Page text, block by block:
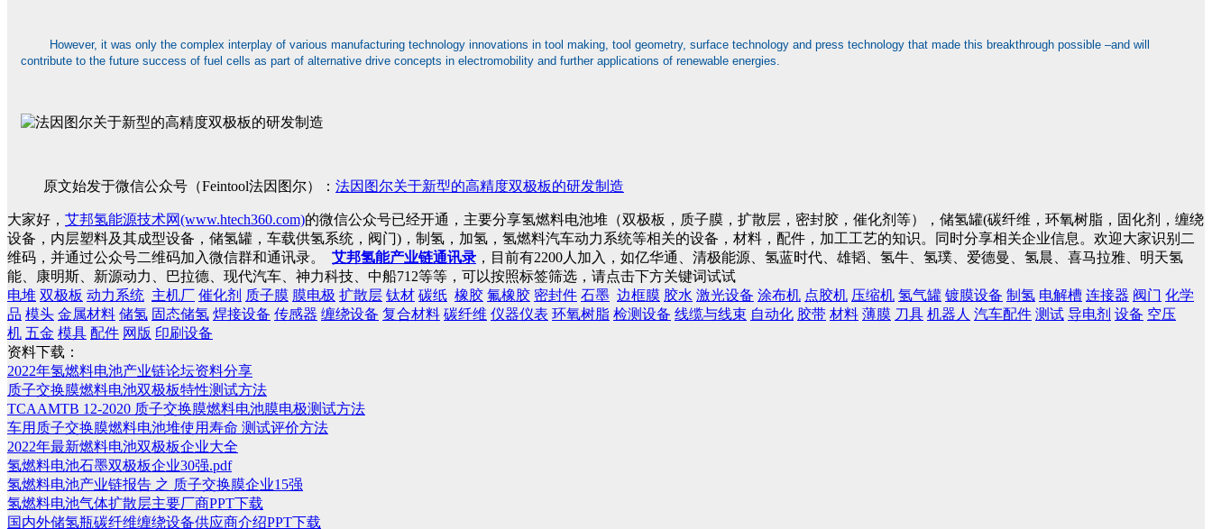
However, it was only the complex interplay of various manufacturing technology innovations in tool making, tool geometry, surface technology and press technology that made this breakthrough possible –and will
contribute to the future success of fuel cells as part of alternative drive concepts in electromobility and further applications of renewable energies.
原文始发于微信公众号（Feintool法因图尔）： 法因图尔关于新型的高精度双极板的研发制造
大家好， 艾邦氢能源技术网(www.htech360.com)的微信公众号已经开通，主要分享氢燃料电池堆（双极板，质子膜，扩散层，密封胶，催化剂等），储氢罐(碳纤维，环氧树脂，固化剂，缠绕
设备，内层塑料及其成型设备，储氢罐，车载供氢系统，阀门)，制氢，加氢，氢燃料汽车动力系统等相关的设备，材料，配件，加工工艺的知识。同时分享相关企业信息。欢迎大家识别二
维码，并通过公众号二维码加入微信群和通讯录。
艾邦氢能产业链通讯录 ，目前有2200人加入，如亿华通、清极能源、氢蓝时代、雄韬、氢牛、氢璞、爱德曼、氢晨、喜马拉雅、明天氢
能、康明斯、新源动力、巴拉德、现代汽车、神力科技、中船712等等，可以按照标签筛选，请点击下方关键词试试
电堆 双极板 动力系统 主机厂 催化剂 质子膜 膜电极 扩散层 钛材 碳纸 橡胶 氟橡胶 密封件 石墨 边框膜 胶水 激光设备 涂布机 点胶机 压缩机 氢气罐 镀膜设备 制氢 电解槽 连接器 阀门 化学
品 模头 金属材料 储氢 固态储氢 焊接设备 传感器 缠绕设备 复合材料 碳纤维 仪器仪表 环氧树脂 检测设备 线缆与线束 自动化 胶带 材料 薄膜 刀具 机器人 汽车配件 测试 导电剂 设备 空压
机 五金 模具 配件 网版 印刷设备
资料下载：
2022年氢燃料电池产业链论坛资料分享
质子交换膜燃料电池双极板特性测试方法
TCAAMTB 12-2020 质子交换膜燃料电池膜电极测试方法
车用质子交换膜燃料电池堆使用寿命 测试评价方法
2022年最新燃料电池双极板企业大全
氢燃料电池石墨双极板企业30强.pdf
氢燃料电池产业链报告 之 质子交换膜企业15强
氢燃料电池气体扩散层主要厂商PPT下载
国内外储氢瓶碳纤维缠绕设备供应商介绍PPT下载